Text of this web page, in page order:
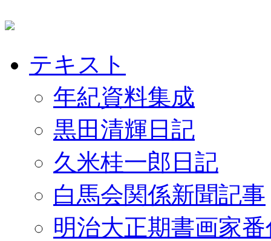
テキスト
年紀資料集成
黒田清輝日記
久米桂一郎日記
白馬会関係新聞記事
明治大正期書画家